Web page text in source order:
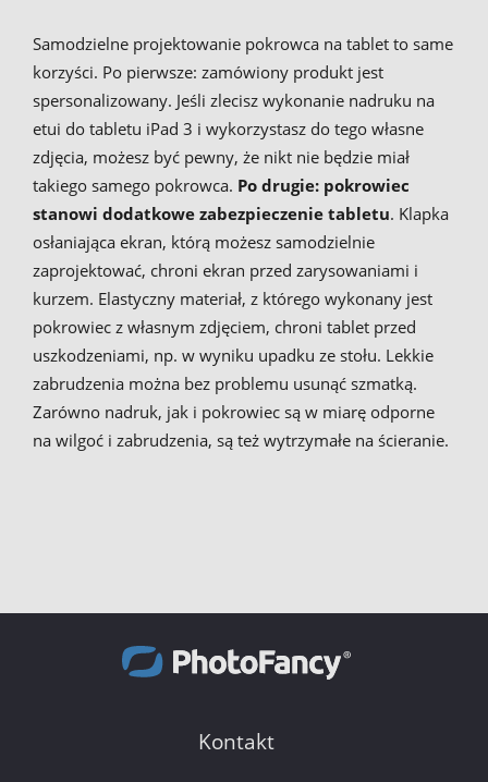
Samodzielne projektowanie pokrowca na tablet to same
korzyści. Po pierwsze: zamówiony produkt jest
spersonalizowany. Jeśli zlecisz wykonanie nadruku na
etui do tabletu iPad 3 i wykorzystasz do tego własne
zdjęcia, możesz być pewny, że nikt nie będzie miał
takiego samego pokrowca. Po drugie: pokrowiec
stanowi dodatkowe zabezpieczenie tabletu. Klapka
osłaniająca ekran, którą możesz samodzielnie
zaprojektować, chroni ekran przed zarysowaniami i
kurzem. Elastyczny materiał, z którego wykonany jest
pokrowiec z własnym zdjęciem, chroni tablet przed
uszkodzeniami, np. w wyniku upadku ze stołu. Lekkie
zabrudzenia można bez problemu usunąć szmatką.
Zarówno nadruk, jak i pokrowiec są w miarę odporne
na wilgoć i zabrudzenia, są też wytrzymałe na ścieranie.
Kontakt